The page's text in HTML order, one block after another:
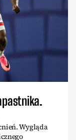
Wygląda